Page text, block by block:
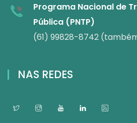
Programa Nacional de
Pública (PNTP)
(61) 99828-8742
NAS REDES